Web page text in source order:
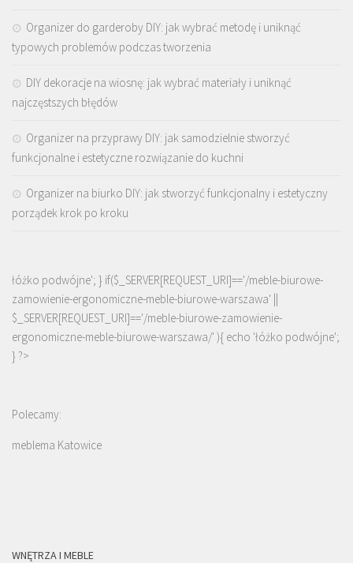
Organizer do garderoby DIY: jak wybrać metodę i uniknąć
typowych problemów podczas tworzenia
DIY dekoracje na wiosnę: jak wybrać materiały i uniknąć
najczęstszych błędów
Organizer na przyprawy DIY: jak samodzielnie stworzyć
funkcjonalne i estetyczne rozwiązanie do kuchni
Organizer na biurko DIY: jak stworzyć funkcjonalny i estetyczny
porządek krok po kroku
łóżko podwójne'; } if($_SERVER[REQUEST_URI]=='/meble-biurowe-
zamowienie-ergonomiczne-meble-biurowe-warszawa' ||
$_SERVER[REQUEST_URI]=='/meble-biurowe-zamowienie-
ergonomiczne-meble-biurowe-warszawa/' ){ echo 'łóżko podwójne';
} ?>
Polecamy:
meblema Katowice
WNĘTRZA I MEBLE